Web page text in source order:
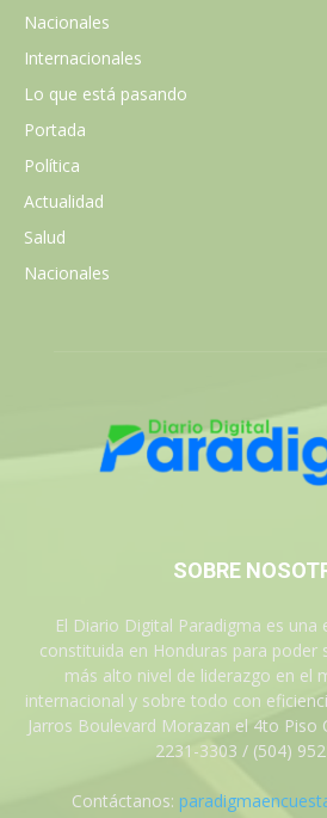
Nacionales
Internacionales
Lo que está pasando
Portada
Política
Actualidad
Salud
Nacionales
SOBRE
El Diario Digital Paradigma es una
constituida en Honduras para poder
más alto nivel de liderazgo en el
internacional y sobre todo con
Jarros Boulevard Morazan el 4to Piso
2231-3303 / (504)
Contáctanos: